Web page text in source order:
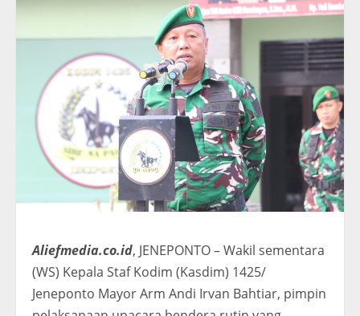
Aliefmedia.co.id, JENEPONTO – Wakil sementara
(WS) Kepala Staf Kodim (Kasdim) 1425/
Jeneponto Mayor Arm Andi Irvan Bahtiar, pimpin